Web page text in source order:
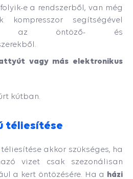
e a rendszerből, van még
kompresszor segítségével
az öntöző- és
vagy más elektronikus
kútban.
téliesítése
téliesítése akkor szükséges, ha
vizet csak szezonálisan
a kert öntözésére. Ha a házi